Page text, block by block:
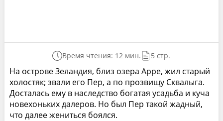
Время чтения: 12 мин. 5 стр.
На острове Зеландия, близ озера Арре, жил старый
холостяк; звали его Пер, а по прозвищу Сквалыга.
Досталась ему в наследство богатая усадьба и куча
новехоньких далеров. Но был Пер такой жадный,
что далее жениться боялся.